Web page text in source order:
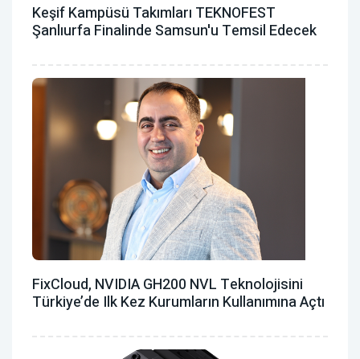
Keşif Kampüsü Takımları TEKNOFEST
Şanlıurfa Finalinde Samsun'u Temsil Edecek
FixCloud, NVIDIA GH200 NVL Teknolojisini
Türkiye’de Ilk Kez Kurumların Kullanımına Açtı